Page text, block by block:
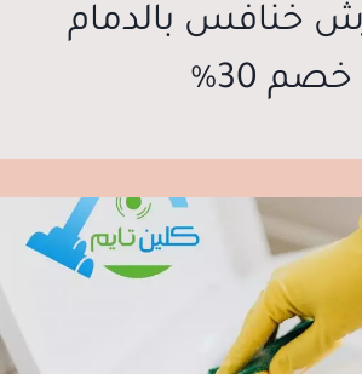
خنافس بالدمام
خصم 30%